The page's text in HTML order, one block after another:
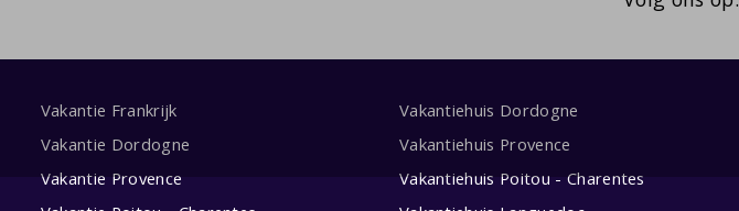
Vakantie Frankrijk
Vakantie Dordogne
Vakantie Provence
Vakantiehuis Dordogne
Vakantiehuis Provence
Vakantiehuis Poitou - Charentes